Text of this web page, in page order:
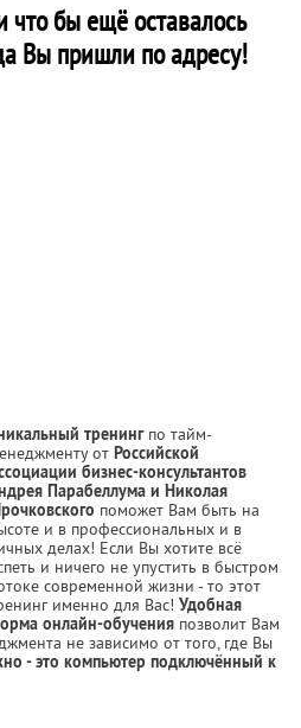
что бы ещё оставалось
Вы пришли по адресу!
тренингпо тайм-
от Российской
бизнес-консультантов
Парабеллума и Николая
поможет Вам быть на
и в профессиональных и в
делах! Если Вы хотите всё
и ничего не упустить в быстром
современной жизни - то этот
именно для Вас! Удобная
онлайн-обучения позволит Вам
не зависимо от того, где Вы
- это компьютер подключённый к